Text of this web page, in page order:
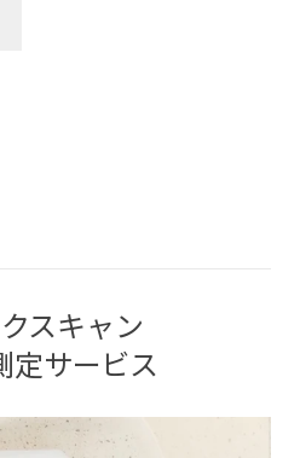
スキャン
定サービス